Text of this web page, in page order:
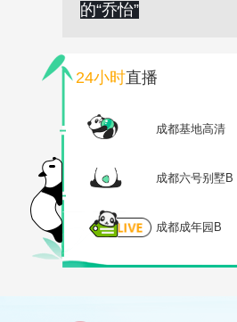
的“乔怡”
24小时直播
成都基地高清
成都六号别墅B
成都成年园B